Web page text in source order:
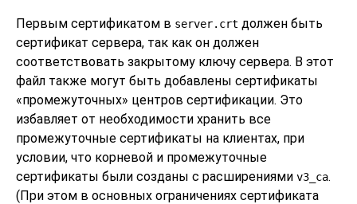
Первым сертификатом в server.crt должен быть
сертификат сервера, так как он должен
соответствовать закрытому ключу сервера. В этот
файл также могут быть добавлены сертификаты
«промежуточных» центров сертификации. Это
избавляет от необходимости хранить все
промежуточные сертификаты на клиентах, при
условии, что корневой и промежуточные
сертификаты были созданы с расширениями v3_ca.
(При этом в основных ограничениях сертификата